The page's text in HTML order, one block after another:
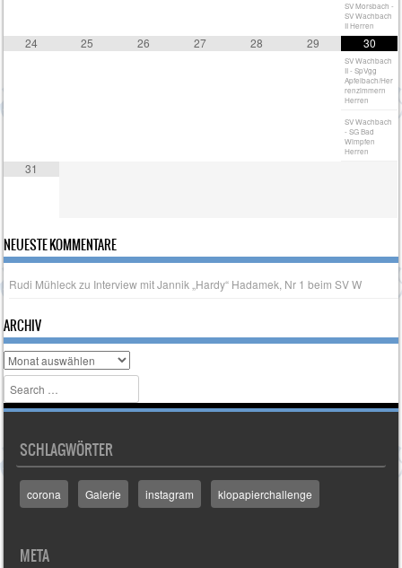
SV Morsbach -
SV Wachbach
II Herren
24 25 26 27 28 29 30
SV Wachbach
II - SpVgg
Apfelbach/Her
renzimmern
Herren
SV Wachbach
- SG Bad
Wimpfen
Herren
31
NEUESTE KOMMENTARE
Rudi Mühleck zu Interview mit Jannik „Hardy“ Hadamek, Nr 1 beim SV W
ARCHIV
Archiv
Search
SCHLAGWÖRTER
corona Galerie instagram klopapierchallenge
META